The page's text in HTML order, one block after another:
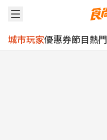
城市玩家優惠券節目熱門